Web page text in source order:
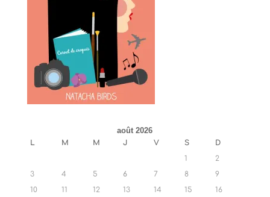
août 2026
L M M J V S
D
1
2
3
4 5 6 7 8
9
10
11 12 13 14 15 16